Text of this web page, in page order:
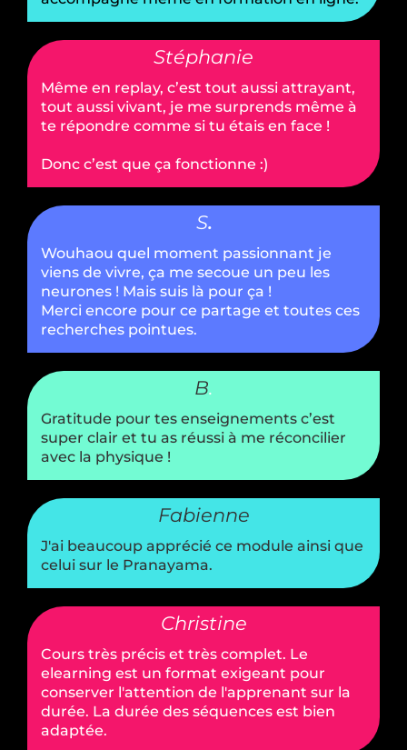
Stéphanie
Même en replay, c’est tout aussi attrayant,
tout aussi vivant, je me surprends même à
te répondre comme si tu étais en face !
Donc c’est que ça fonctionne :)
S.
Wouhaou quel moment passionnant je
viens de vivre, ça me secoue un peu les
neurones ! Mais suis là pour ça !
Merci encore pour ce partage et toutes ces
recherches pointues.
B.
Gratitude pour tes enseignements c’est
super clair et tu as réussi à me réconcilier
avec la physique !
Fabienne
J'ai beaucoup apprécié ce module ainsi que
celui sur le Pranayama.
Christine
Cours très précis et très complet. Le
elearning est un format exigeant pour
conserver l'attention de l'apprenant sur la
durée. La durée des séquences est bien
adaptée.